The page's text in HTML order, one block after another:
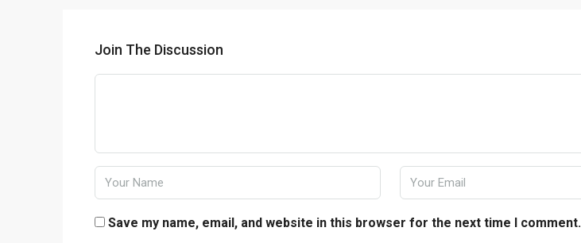
Join The Discussion
Save my name, email, and website in this browser for the next time I comment.